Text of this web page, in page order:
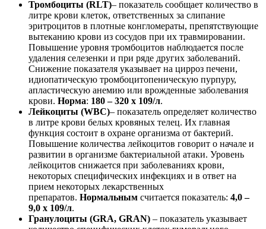
Тромбоциты (RLT)– показатель сообщает количество в
литре крови клеток, ответственных за слипание
эритроцитов в плотные конгломераты, препятствующие
вытеканию крови из сосудов при их травмировании.
Повышение уровня тромбоцитов наблюдается после
удаления селезенки и при ряде других заболеваний.
Снижение показателя указывает на цирроз печени,
идиопатическую тромбоцитопеническую пурпуру,
апластическую анемию или врожденные заболевания
крови. Норма: 180 – 320 х 109/л.
Лейкоциты (WBC)– показатель определяет количество
в литре крови белых кровяных телец. Их главная
функция состоит в охране организма от бактерий.
Повышение количества лейкоцитов говорит о начале и
развитии в организме бактериальной атаки. Уровень
лейкоцитов снижается при заболеваниях крови,
некоторых специфических инфекциях и в ответ на
прием некоторых лекарственных
препаратов. Нормальным считается показатель: 4,0 –
9,0 х 109/л.
Гранулоциты (GRA, GRAN) – показатель указывает